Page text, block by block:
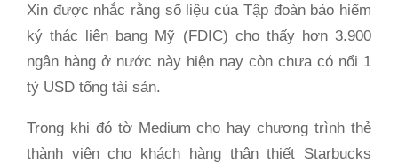
Xin được nhắc rằng số liệu của Tập đoàn bảo hiểm
ký thác liên bang Mỹ (FDIC) cho thấy hơn 3.900
ngân hàng ở nước này hiện nay còn chưa có nổi 1
tỷ USD tổng tài sản.
Trong khi đó tờ Medium cho hay chương trình thẻ
thành viên cho khách hàng thân thiết Starbucks